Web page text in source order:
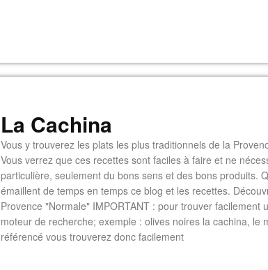
La Cachina
Vous y trouverez les plats les plus traditionnels de la
Vous verrez que ces recettes sont faciles à faire et ne
particulière, seulement du bons sens et des bons produits.
émaillent de temps en temps ce blog et les recettes.
Provence "Normale" IMPORTANT : pour trouver facilement
moteur de recherche; exemple : olives noires la cachina, le
référencé vous trouverez donc facilement